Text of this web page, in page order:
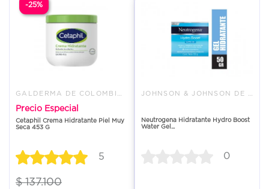
Precio Especial
Cetaphil Crema Hidratante Piel Muy
Seca 453 G
5
$ 137.100
-25%
Neutrogena Hidratante Hydro Boost
Water Gel...
0